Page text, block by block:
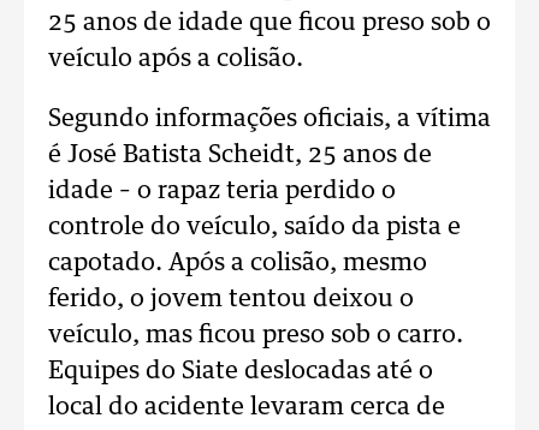
25 anos de idade que ficou preso sob o
veículo após a colisão.
Segundo informações oficiais, a vítima
é José Batista Scheidt, 25 anos de
idade – o rapaz teria perdido o
controle do veículo, saído da pista e
capotado. Após a colisão, mesmo
ferido, o jovem tentou deixou o
veículo, mas ficou preso sob o carro.
Equipes do Siate deslocadas até o
local do acidente levaram cerca de